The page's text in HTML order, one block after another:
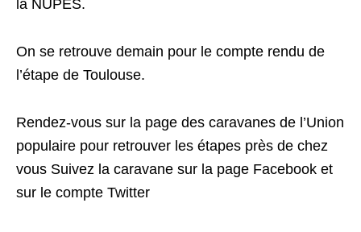
la NUPES.
On se retrouve demain pour le compte rendu de
l’étape de Toulouse.
Rendez-vous sur la page des caravanes de l’Union
populaire pour retrouver les étapes près de chez
vous Suivez la caravane sur la page Facebook et
sur le compte Twitter